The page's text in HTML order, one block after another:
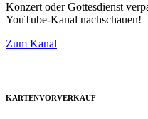
Konzert oder Gottesdienst
YouTube-Kanal nachschauen!
Zum Kanal
KARTENVORVERKAUF